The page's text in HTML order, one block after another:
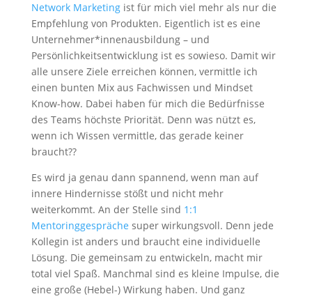
Network Marketingist für mich viel mehr als nur die
Empfehlung von Produkten. Eigentlich ist es eine
Unternehmer*innenausbildung – und
Persönlichkeitsentwicklung ist es sowieso. Damit wir
alle unsere Ziele erreichen können, vermittle ich
einen bunten Mix aus Fachwissen und Mindset
Know-how. Dabei haben für mich die Bedürfnisse
des Teams höchste Priorität. Denn was nützt es,
wenn ich Wissen vermittle, das gerade keiner
braucht??
Es wird ja genau dann spannend, wenn man auf
innere Hindernisse stößt und nicht mehr
weiterkommt. An der Stelle sind 1:1
Mentoringgespräche super wirkungsvoll. Denn jede
Kollegin ist anders und braucht eine individuelle
Lösung. Die gemeinsam zu entwickeln, macht mir
total viel Spaß. Manchmal sind es kleine Impulse, die
eine große (Hebel-) Wirkung haben. Und ganz